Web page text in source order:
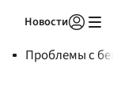
Новости
Проблемы с